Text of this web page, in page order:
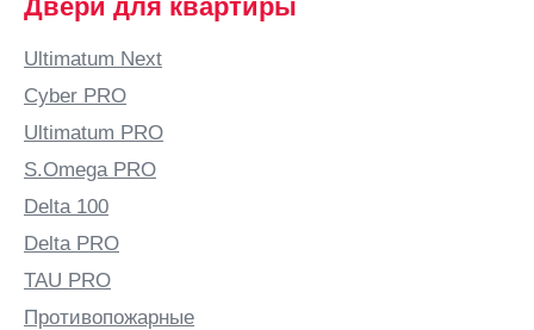
Баку
Балаково
Балашиха
Балашов
Балтай
Барановичи
Барнаул
Барыш
Батайск
Двери для квартиры
Ultimatum Next
Cyber PRO
Ultimatum PRO
S.Omega PRO
Delta 100
Delta PRO
TAU PRO
Противопожарные